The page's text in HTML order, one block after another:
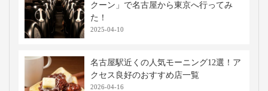
クーン」で名古屋から東京へ行ってみ
た！
2025-04-10
名古屋駅近くの人気モーニング12選！ア
クセス良好のおすすめ店一覧
2026-04-16